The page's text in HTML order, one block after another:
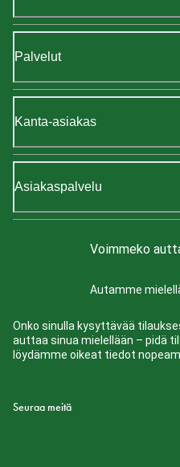
Palvelut
Kanta-asiakas
Asiakaspalvelu
Voimmeko
Autamme
Onko sinulla kysyttävää
auttaa sinua mielellään – pidä
löydämme oikeat tiedot
Seuraa meitä